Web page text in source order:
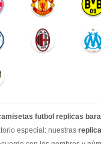
futbol replicas
especial: nuestras